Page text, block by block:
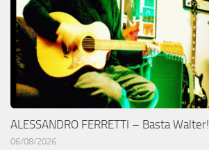
ALESSANDRO FERRETTI – Basta Walter!
06/08/2026